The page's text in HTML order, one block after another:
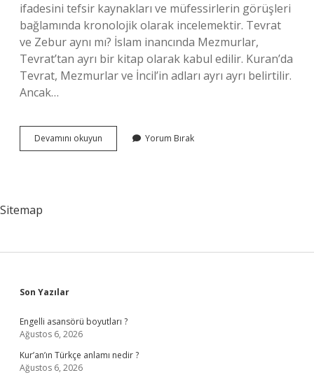
ifadesini tefsir kaynakları ve müfessirlerin görüşleri
bağlamında kronolojik olarak incelemektir. Tevrat
ve Zebur aynı mı? İslam inancında Mezmurlar,
Tevrat’tan ayrı bir kitap olarak kabul edilir. Kuran’da
Tevrat, Mezmurlar ve İncil’in adları ayrı ayrı belirtilir.
Ancak…
Devamını okuyun Zeburun
Diğer
Yorum Bırak
Sitemap
Sidebar
Son Yazılar
Engelli asansörü boyutları ?
Ağustos 6, 2026
Kur’an’ın Türkçe anlamı nedir ?
Ağustos 6, 2026